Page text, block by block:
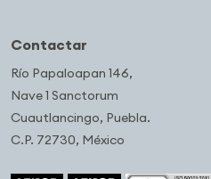
Contactar
Río Papaloapan 146,
Nave 1 Sanctorum
Cuautlancingo, Puebla.
C.P. 72730, México